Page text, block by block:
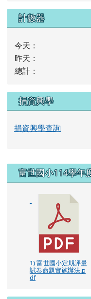
計數器
今天：
昨天：
總計：
捐資興學
捐資興學查詢
右邊區域內容
富世國小114學年
1) 富世國小定期評量
試卷命題實施辦法.p
df